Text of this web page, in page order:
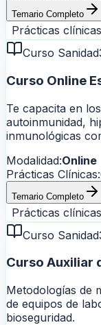
Temario Completo
Prácticas
Curso Sanidad
Curso Online
Te capacita en
autoinmunidad,
inmunológicas
Modalidad:Online
Prácticas Clínicas:
Temario Completo
Prácticas
Curso Sanidad
Curso Auxiliar
Metodologías de
de equipos de
bioseguridad.